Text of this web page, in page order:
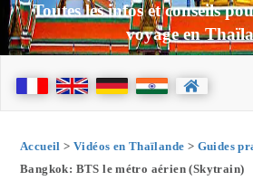
Toutes les infos et conseils
voyage en
Accueil > Vidéos en Thaïlande > Guides
Bangkok: BTS le métro aérien (Skytrain)